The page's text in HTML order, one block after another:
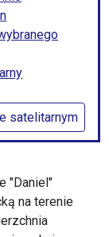
satelitarnym
"Daniel"
na terenie